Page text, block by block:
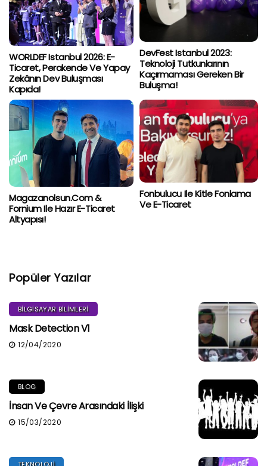
WORLDEF Istanbul 2026: E-
Ticaret, Perakende Ve Yapay
Zekânın Dev Buluşması
Kapıda!
DevFest Istanbul 2023:
Teknoloji Tutkunlarının
Kaçırmaması Gereken Bir
Buluşma!
Magazanolsun.com &
Fornium Ile Hazır E-Ticaret
Altyapısı!
Fonbulucu Ile Kitle Fonlama
Ve E-Ticaret
Popüler Yazılar
BILGISAYAR BILIMLERI
Mask Detection V1
12/04/2020
BLOG
İnsan Ve Çevre Arasındaki İlişki
15/03/2020